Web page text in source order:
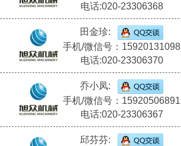
电话:020-23306368
田金珍:
手机/微信号：15920131098
电话:020-23306370
乔小凤:
手机/微信号：15920506891
电话:020-23306367
邱芬芬: